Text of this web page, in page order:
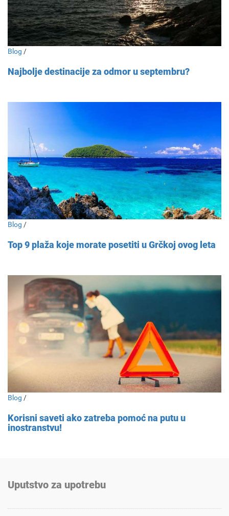
Blog /
Najbolje destinacije za odmor u septembru?
Blog /
Top 9 plaža koje morate posetiti u Grčkoj ovog leta
Blog /
Korisni saveti ako zatreba pomoć na putu u
inostranstvu!
Uputstvo za upotrebu